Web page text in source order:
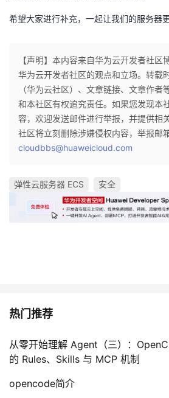
者
堂
我
的
程
我
认
的
我
我
的
技
支
我
的
声
希望大家进行补充，一起让我们的服务器更
【声明】本内容来自华为云开发者社区
华为云开发者社区的观点和立场。转载
（华为云社区）、文章链接、文章作者
和本社区有权追究责任。如果您发现本
容，欢迎发送邮件进行举报，并提供相
社区将立刻删除涉嫌侵权内容，举报邮箱
cloudbbs@huaweicloud.com
弹性云服务器 ECS 安全
热门推荐
从零开始理解 Agent（三）：
的 Rules、Skills 与 MCP 机制
opencode简介